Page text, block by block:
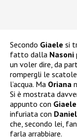
Secondo Giaele si
fatto dalla Nasoni
un voler dire, da
rompergli le
l’acqua. Ma Oriana
Si è mostrata
appunto con
infuriata con
che, secondo lei,
farla arrabbiare.